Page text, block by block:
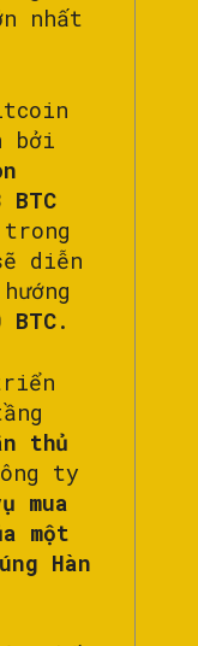
nhất
bởi
BTC
diễn
BTC.
thủ
ty
mua
một
Hàn